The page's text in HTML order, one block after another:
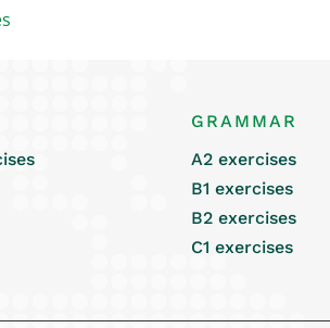
GRAMMAR
A2 exercises
B1 exercises
B2 exercises
C1 exercises